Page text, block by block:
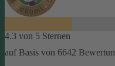
4.3 von 5 Sternen
auf Basis von 6642